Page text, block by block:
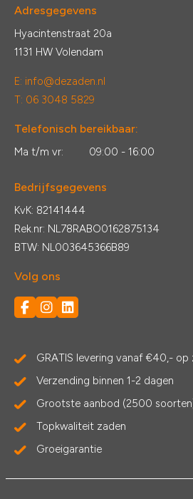
Adresgegevens
Hyacintenstraat 20a
1131 HW Volendam
E: info@dezaden.nl
T: 06 3048 5829
Telefonisch bereikbaar:
Ma t/m vr: 09:00 - 16:00
Bedrijfsgegevens
KvK: 82141444
Rek.nr: NL78RABO0162875134
BTW: NL003645366B89
Volg ons
GRATIS levering vanaf €40,- op
Verzending binnen 1-2 dagen
Grootste aanbod (2500
Topkwaliteit zaden
Groeigarantie